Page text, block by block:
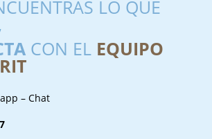
LO QUE
CON EL EQUIPO
– Chat